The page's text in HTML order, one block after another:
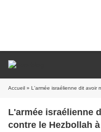
Accueil » L'armée israélienne dit avoir mené une
L'armée israélienne
contre le Hezbollah